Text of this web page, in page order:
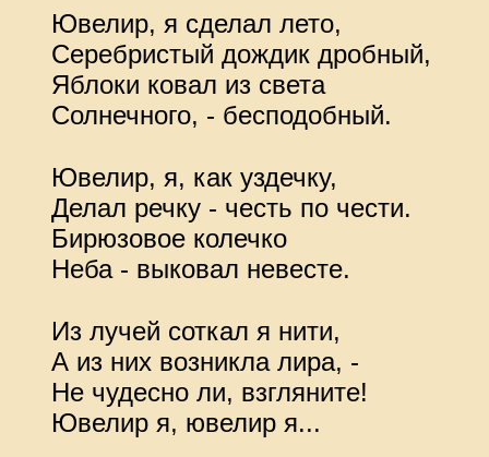
Ювелир, я сделал лето,
Серебристый дождик дробный,
Яблоки ковал из света
Солнечного, - бесподобный.
Ювелир, я, как уздечку,
Делал речку - честь по чести.
Бирюзовое колечко
Неба - выковал невесте.
Из лучей соткал я нити,
А из них возникла лира, -
Не чудесно ли, взгляните!
Ювелир я, ювелир я...